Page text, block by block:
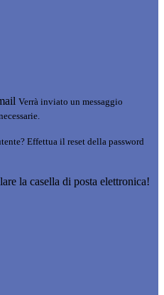
Verrà inviato un messaggio
Effettua il reset della password
la casella di posta elettronica!